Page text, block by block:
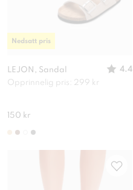
LEJON, Sandal
4.4
Opprinnelig pris: 299 kr
150 kr
Nedsatt pris